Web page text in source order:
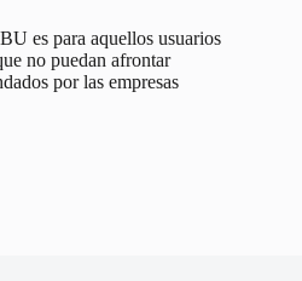
es para aquellos usuarios
no puedan afrontar
por las empresas